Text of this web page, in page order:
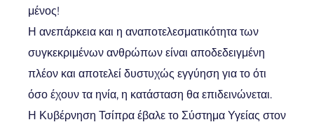
μένος!
Η ανεπάρκεια και η αναποτελεσματικότητα των
συγκεκριμένων ανθρώπων είναι αποδεδειγμένη
πλέον και αποτελεί δυστυχώς εγγύηση για το ότι
όσο έχουν τα ηνία, η κατάσταση θα επιδεινώνεται.
Η Κυβέρνηση Τσίπρα έβαλε το Σύστημα Υγείας στον